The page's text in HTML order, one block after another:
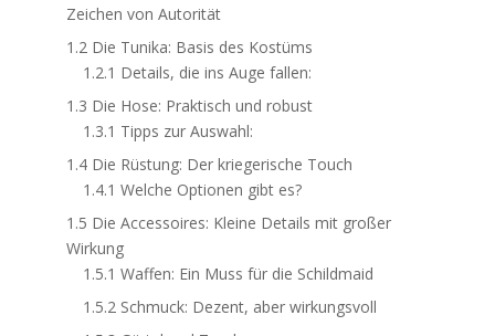
Zeichen von Autorität
1.2Die Tunika: Basis des Kostüms
1.2.1 Details, die ins Auge fallen:
1.3 Die Hose: Praktisch und robust
1.3.1 Tipps zur Auswahl:
1.4Die Rüstung: Der kriegerische Touch
1.4.1 Welche Optionen gibt es?
1.5 Die Accessoires: Kleine Details mit großer
Wirkung
1.5.1 Waffen: Ein Muss für die Schildmaid
1.5.2Schmuck: Dezent, aber wirkungsvoll